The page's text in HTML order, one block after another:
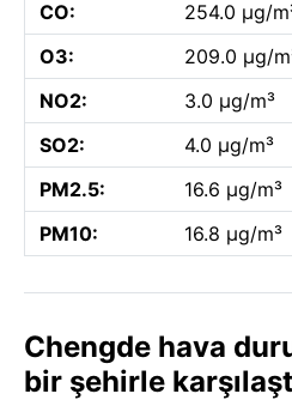
CO:
254.0 µg/
O3:
209.0 µg/
NO2:
3.0 µg/m³
SO2:
4.0 µg/m³
PM2.5:
16.6 µg/m³
PM10:
16.8 µg/m³
Chengde hava
bir şehirle